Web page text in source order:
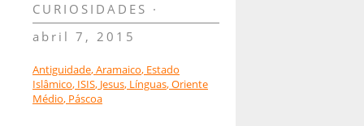
CURIOSIDADES
abril 7, 2015
Antiguidade,Aramaico, Estado
Islâmico, ISIS, Jesus, Línguas,Oriente
Médio, Páscoa